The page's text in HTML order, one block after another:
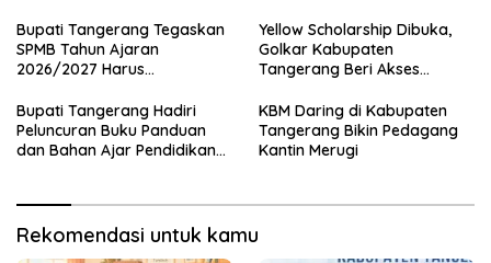
Bupati Tangerang Tegaskan
SPMB Tahun Ajaran
2026/2027 Harus
Yellow Scholarship Dibuka,
Golkar Kabupaten
Tangerang Beri Akses
Muda
Bupati Tangerang Hadiri
Peluncuran Buku Panduan
dan Bahan Ajar Pendidikan
KBM Daring di Kabupaten
Tangerang Bikin Pedagang
Kantin Merugi
Rekomendasi untuk kamu